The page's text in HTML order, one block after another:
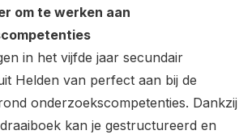
om te werken aan
in het vijfde jaar secundair
Helden van perfect aan bij de
onderzoekscompetenties. Dankzij
kan je gestructureerd en